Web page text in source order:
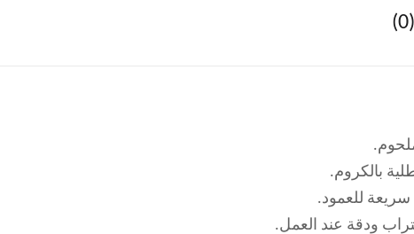
بالكروم.
سريعة للعمود.
ودقة عند العمل.